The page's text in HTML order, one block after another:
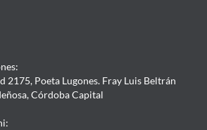
2175, Poeta Lugones. Fray Luis Beltrán
Córdoba Capital